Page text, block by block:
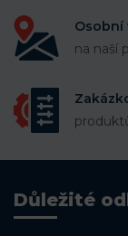
Osobní
na naší
Důležité